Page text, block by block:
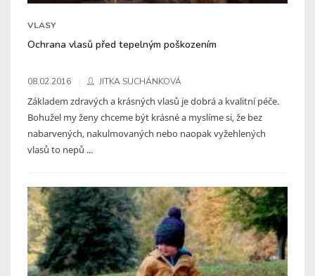
VLASY
Ochrana vlasů před tepelným poškozením
08.02.2016 JITKA SUCHÁNKOVÁ
Základem zdravých a krásných vlasů je dobrá a kvalitní péče.
Bohužel my ženy chceme být krásné a myslíme si, že bez
nabarvených, nakulmovaných nebo naopak vyžehlených
vlasů to nepů ...